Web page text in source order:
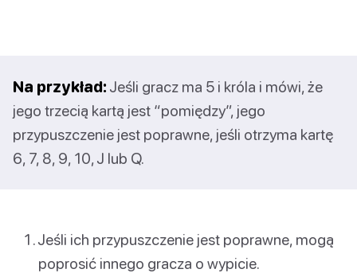
Na przykład: Jeśli gracz ma 5 i króla i mówi, że
jego trzecią kartą jest “pomiędzy”, jego
przypuszczenie jest poprawne, jeśli otrzyma kartę
6, 7, 8, 9, 10, J lub Q.
Jeśli ich przypuszczenie jest poprawne, mogą
poprosić innego gracza o wypicie.